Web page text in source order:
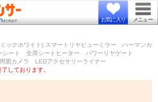
お気に入り メニュー
ックホワイト) スマートリヤビューミラー ハーマンカ
ート 全席シートヒーター パワーリヤゲート
囲カメラ LEDアクセサリーライナー
しております。